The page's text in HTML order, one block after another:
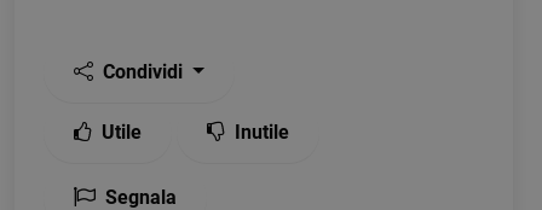
Condividi
Utile Inutile
Segnala